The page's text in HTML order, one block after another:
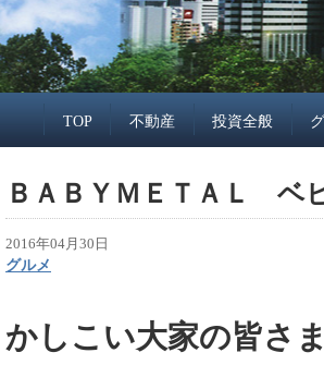
TOP 不動産 投資全般
ＢＡＢＹＭＥＴＡＬ ベ
2016年04月30日
グルメ
かしこい大家の皆さ